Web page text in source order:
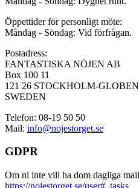
Öppettider för personligt möte:
Måndag - Söndag: Vid förfrågan.
Postadress:
FANTASTISKA NÖJEN AB
Box 100 11
121 26 STOCKHOLM-GLOBEN
SWEDEN
Telefon: 08-19 50 50
Mail: info@nojestorget.se
GDPR
Om ni inte vill ha dom dagliga
https://nojestorget.se/user#_tasks